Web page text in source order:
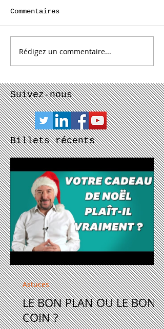
Commentaires
Rédigez un commentaire...
Suivez-nous
Billets récents
LE BON PLAN OU LE BON
COIN ?
Astuces